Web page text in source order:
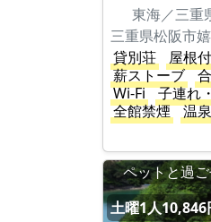
東海／三重
三重県松阪市
貸別荘
屋根
薪ストーブ
Wi-Fi
子連れ
全館禁煙
温
ペットと過
土曜1人10,846